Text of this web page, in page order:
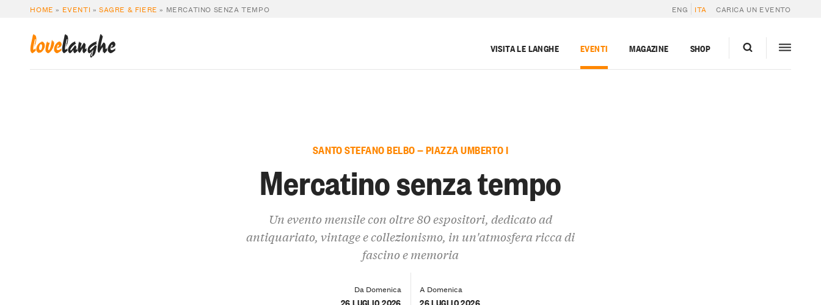
HOME » EVENTI »SAGRE & FIERE » MERCATINO SENZA TEMPO ENG ITA CARICA UN EVENTO
lovelanghe VISITA LE LANGHE EVENTI MAGAZINE SHOP
SANTO STEFANO BELBO — PIAZZA UMBERTO I
Mercatino senza tempo
Un evento mensile con oltre 80 espositori, dedicato ad
antiquariato, vintage e collezionismo, in un'atmosfera ricca di
fascino e memoria
Da Domenica
26 LUGLIO 2026
A Domenica
26 LUGLIO 2026